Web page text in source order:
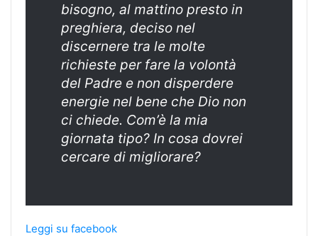
bisogno, al mattino presto in
preghiera, deciso nel
discernere tra le molte
richieste per fare la volontà
del Padre e non disperdere
energie nel bene che Dio non
ci chiede. Com’è la mia
giornata tipo? In cosa dovrei
cercare di migliorare?
Leggi su facebook